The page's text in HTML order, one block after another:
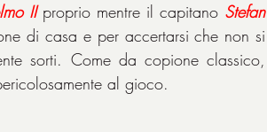
II proprio mentre il capitano Stefan
di casa e per accertarsi che non si
sorti. Come da copione classico,
al gioco.